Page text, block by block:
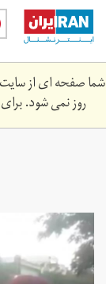
Skip
main
content
شما صفحه ای از سایت
روز نمی شود.